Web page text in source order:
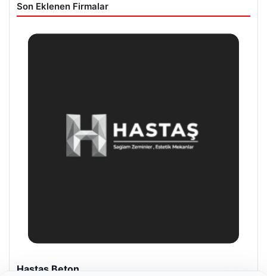
Son Eklenen Firmalar
Prenses Night Club